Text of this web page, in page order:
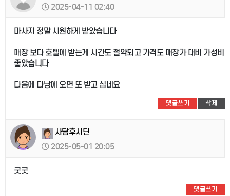
2025-04-11 02:40
마사지 정말 시원하게 받았습니다
매장 보다 호텔에 받는게 시간도 절약되고 가격도 매장가 대비 가성비
좋았습니다
다음에 다낭에 오면 또 받고 십네요
댓글쓰기 삭제
사담후시딘
2025-05-01 20:05
굿굿
댓글쓰기